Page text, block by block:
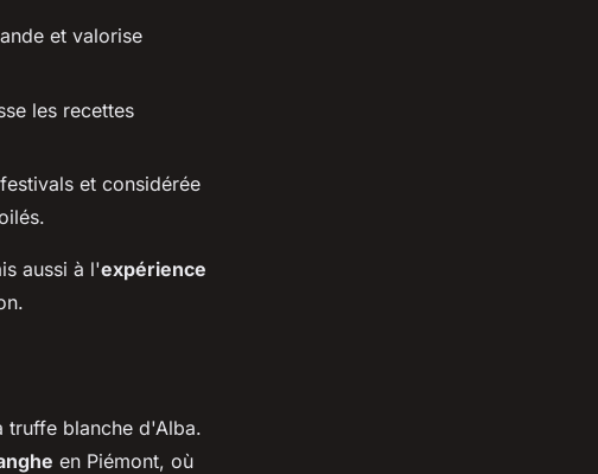
et valorise
les recettes
et considérée
aussi à l'expérience
truffe blanche d'Alba.
en Piémont, où